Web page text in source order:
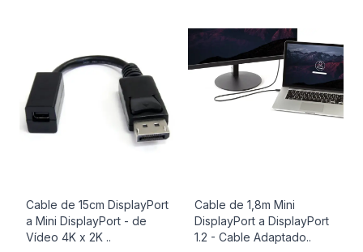
Cable de 15cm DisplayPort
a Mini DisplayPort - de
Vídeo 4K x 2K ..
Cable de 1,8m Mini
DisplayPort a DisplayPort
1.2 - Cable Adaptado..